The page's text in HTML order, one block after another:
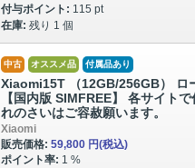
付与ポイント: 115 pt
在庫: 残り 1 個
中古 オススメ品 付属品あり
Xiaomi15T （12GB/256GB） ロ
【国内版 SIMFREE】 各サイト
れのさいはご容赦願います。
Xiaomi
販売価格: 59,800 円(税込)
ポイント率: 1 %